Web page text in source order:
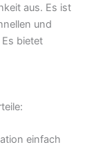
aus. Es ist
und
bietet
einfach